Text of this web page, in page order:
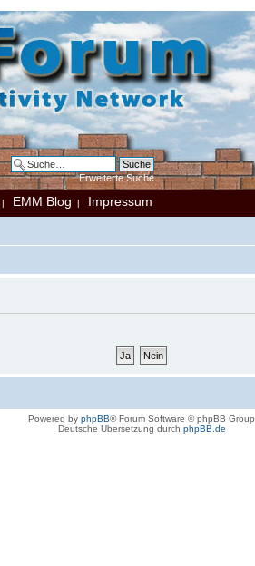
Erweiterte Suche
| EMM Blog | Impressum
Powered by phpBB® Forum Software © phpBB Group
Deutsche Übersetzung durch phpBB.de